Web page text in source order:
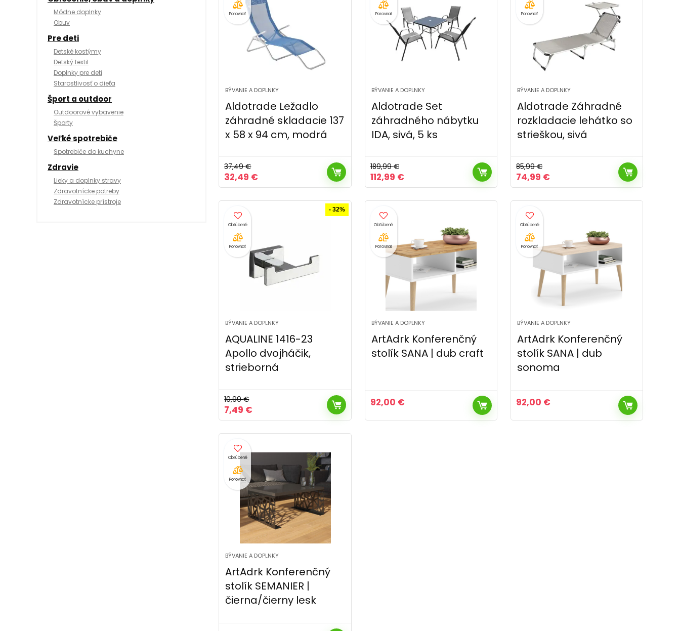
Módne doplnky
Obuv
Pre deti
Detské kostýmy
Detský textil
Doplnky pre deti
Starostlivosť o dieťa
Šport a outdoor
Outdoorové vybavenie
Športy
Veľké spotrebiče
Spotrebiče do kuchyne
Zdravie
Lieky a doplnky stravy
Zdravotnícke potreby
Zdravotnícke prístroje
Porovnať
BÝVANIE A DOPLNKY
Aldotrade Ležadlo
záhradné skladacie 137
x 58 x 94 cm, modrá
37,49€
Pôvodná
cena
32,49 €
cena
Porovnať
BÝVANIE A DOPLNKY
Aldotrade Set
záhradného nábytku
IDA, sivá, 5 ks
189,99€
Pôvodná
cena
112,99 €Aktuálna
cena
Porovnať
BÝVANIE A DOPLNKY
Aldotrade Záhradné
rozkladacie lehátko so
strieškou, sivá
85,99€
Pôvodná
cena
74,99 €
cena
Porovnať
- 32%
BÝVANIE A DOPLNKY
AQUALINE 1416-23
Apollo dvojháčik,
strieborná
10,99€
Pôvodná
cena
7,49 €
cena
Porovnať
BÝVANIE A DOPLNKY
ArtAdrk Konferenčný
stolík SANA | dub craft
92,00 €
Porovnať
BÝVANIE A DOPLNKY
ArtAdrk Konferenčný
stolík SANA | dub
sonoma
92,00 €
Porovnať
BÝVANIE A DOPLNKY
ArtAdrk Konferenčný
stolík SEMANIER |
čierna/čierny lesk